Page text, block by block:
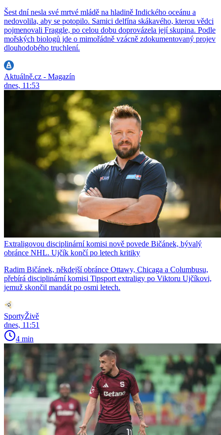
Šest dní nesla své mrtvé mládě na hladině Indického oceánu a
nedovolila, aby se potopilo. Samici delfína skákavého, kterou vědci
pojmenovali Fraggle, po celou dobu doprovázela její skupina. Podle
mořských biologů jde o mimořádně vzácně zdokumentovaný projev
dlouhodobého truchlení.
Aktuálně.cz - Magazín
dnes, 11:53
Extraligovou disciplinární komisi nově povede Bičánek, bývalý
obránce NHL. Ujčík končí po letech kritiky
Radim Bičánek, někdejší obránce Ottawy, Chicaga a Columbusu,
přebírá disciplinární komisi Tipsport extraligy po Viktoru Ujčíkovi,
jemuž skončil mandát po osmi letech.
SportyŽivě
dnes, 11:51
4 min